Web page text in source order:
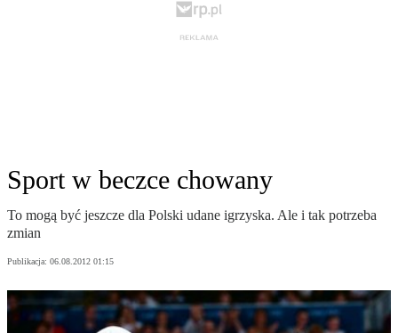
Sport w beczce chowany
To mo­gą być jesz­cze dla Pol­ski uda­ne igrzy­ska. Ale i tak potrze­ba
zmian
Publikacja: 06.08.2012 01:15